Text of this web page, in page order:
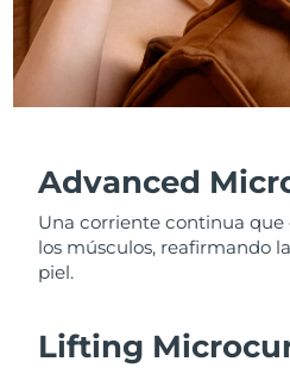
Advanced
Una corriente continua
los músculos, reafirmando
piel.
Lifting